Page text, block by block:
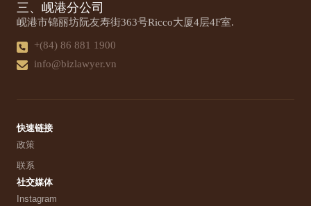
三、岘港分公司
岘港市锦丽坊阮友寿街363号Ricco大厦4层4F室.
+(84) 86 881 1900
info@bizlawyer.vn
快速链接
政策
联系
社交媒体
Instagram